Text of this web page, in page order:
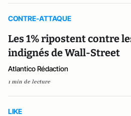
CONTRE-ATTAQUE
Les 1% ripostent contre
indignés de Wall-Street
Atlantico Rédaction
1 min de lecture
LIKE